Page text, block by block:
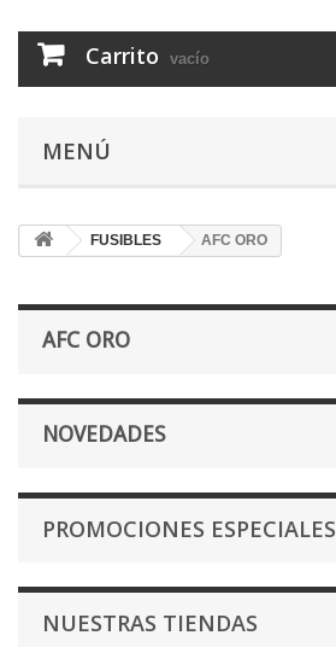
Carrito vacío
MENÚ
FUSIBLES AFC ORO
AFC ORO
NOVEDADES
PROMOCIONES ESPECIALES
NUESTRAS TIENDAS